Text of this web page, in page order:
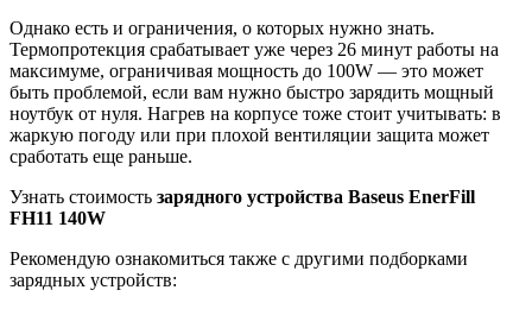
Однако есть и ограничения, о которых нужно знать.
Термопротекция срабатывает уже через 26 минут работы на
максимуме, ограничивая мощность до 100W — это может
быть проблемой, если вам нужно быстро зарядить мощный
ноутбук от нуля. Нагрев на корпусе тоже стоит учитывать: в
жаркую погоду или при плохой вентиляции защита может
сработать еще раньше.
Узнать стоимость зарядного устройства Baseus EnerFill
FH11 140W
Рекомендую ознакомиться также с другими подборками
зарядных устройств: